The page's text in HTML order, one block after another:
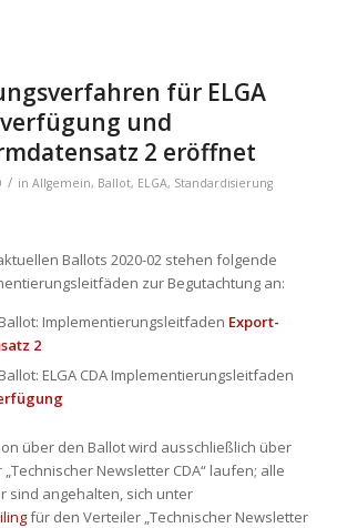
für ELGA
und
2 eröffnet
/ in Allgemein, Ballot, ELGA, Standardisierung
Ballots 2020-02 stehen folgende
zur Begutachtung an:
Implementierungsleitfaden Export-
2
ELGA CDA Implementierungsleitfaden
über den Ballot wird ausschließlich über
Newsletter CDA“ laufen; alle
sind angehalten, sich unter
für den Verteiler „Technischer Newsletter